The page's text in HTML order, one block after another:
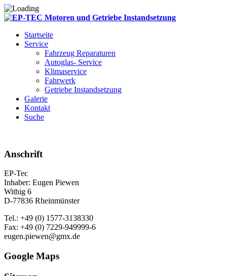
Startseite
Service
Fahrzeug Reparaturen
Autoglas- Service
Klimaservice
Fahrwerk
Getriebe Instandsetzung
Galerie
Kontakt
Suche
Anschrift
EP-Tec
Inhaber: Eugen Piewen
Withig 6
D-77836 Rheinmünster
Tel.: +49 (0) 1577-3138330
Fax: +49 (0) 7229-949999-6
eugen.piewen@gmx.de
Google Maps